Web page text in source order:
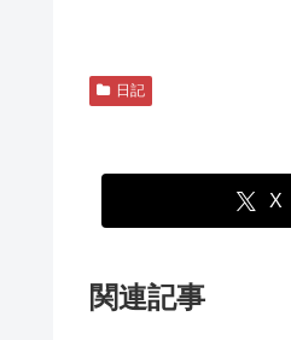
日記
X
関連記事